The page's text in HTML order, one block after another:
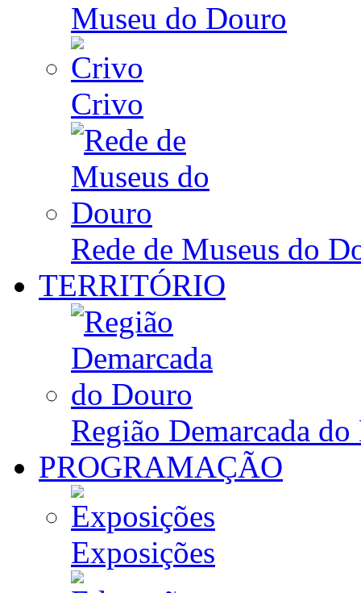
Museu do Douro
Crivo
Rede de Museus do
TERRITÓRIO
Região Demarcada
PROGRAMAÇÃO
Exposições